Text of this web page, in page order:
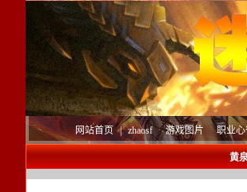
职业心
游戏图片
zhaosf
网站首页 |
黄